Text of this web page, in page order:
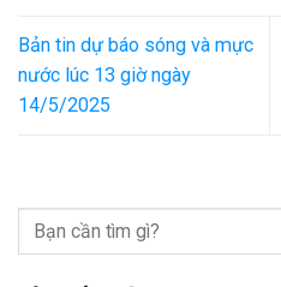
Bản tin dự báo sóng và mực
nước lúc 13 giờ ngày
14/5/2025